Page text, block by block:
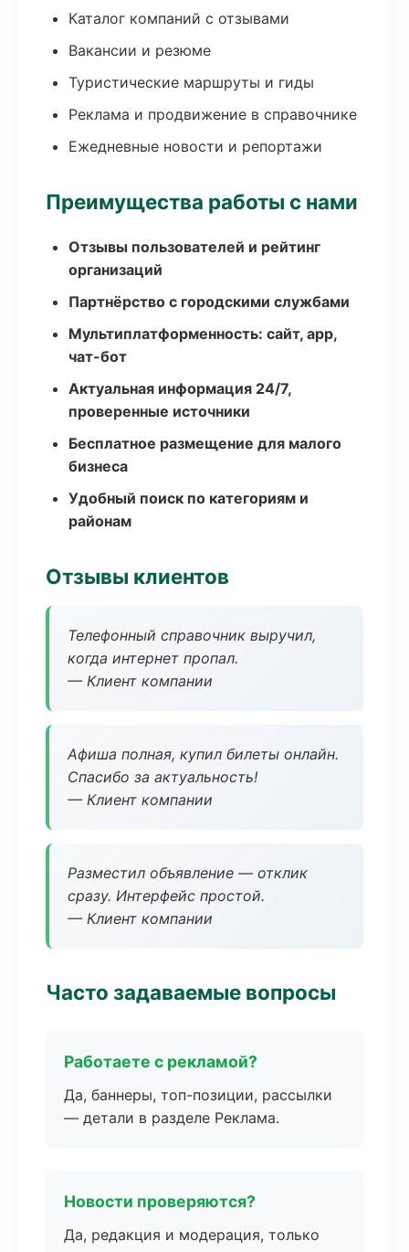
Каталог компаний с отзывами
Вакансии и резюме
Туристические маршруты и гиды
Реклама и продвижение в справочнике
Ежедневные новости и репортажи
Преимущества работы с нами
Отзывы пользователей и рейтинг
организаций
Партнёрство с городскими службами
Мультиплатформенность: сайт, app,
чат-бот
Актуальная информация 24/7,
проверенные источники
Бесплатное размещение для малого
бизнеса
Удобный поиск по категориям и
районам
Отзывы клиентов
Телефонный справочник выручил,
когда интернет пропал.
— Клиент компании
Афиша полная, купил билеты онлайн.
Спасибо за актуальность!
— Клиент компании
Разместил объявление — отклик
сразу. Интерфейс простой.
— Клиент компании
Часто задаваемые вопросы
Работаете с рекламой?
Да, баннеры, топ-позиции, рассылки
— детали в разделе Реклама.
Новости проверяются?
Да, редакция и модерация, только